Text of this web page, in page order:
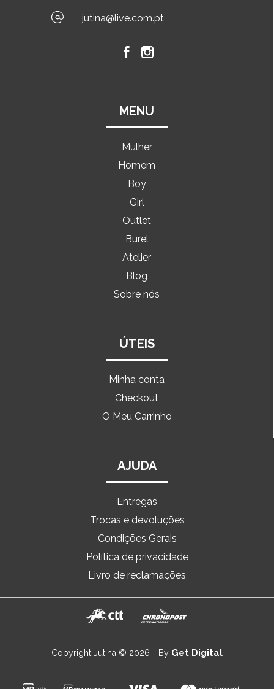
jutina@live.com.pt
MENU
Mulher
Homem
Boy
Girl
Outlet
Burel
Atelier
Blog
Sobre nós
ÚTEIS
Minha conta
Checkout
O Meu Carrinho
AJUDA
Entregas
Trocas e devoluções
Condições Gerais
Política de privacidade
Livro de reclamações
Copyright Jutina © 2026 - By Get Digital